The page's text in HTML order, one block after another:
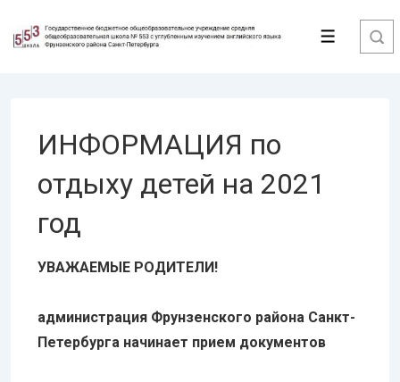
Перейти
Меню
ИНФОРМАЦИЯ по
отдыху детей на 2021
год
УВАЖАЕМЫЕ РОДИТЕЛИ!
администрация Фрунзенского района Санкт-
Петербурга начинает прием документов